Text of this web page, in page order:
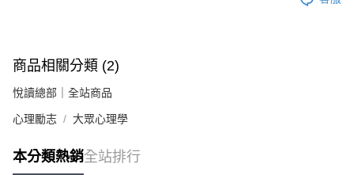
商品相關分類 (2)
悅讀總部｜全站商品
心理勵志 大眾心理學
本分類熱銷全站排行